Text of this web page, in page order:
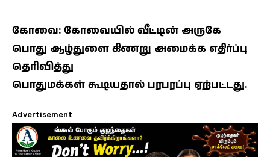
கோவை: கோவையில் வீட்டின் அருகே
பொது ஆழ்துளை கிணறு அமைக்க எதிர்ப்பு
தெரிவித்து
பொதுமக்கள் கூடியதால் பரபரப்பு ஏற்பட்டது.
Advertisement